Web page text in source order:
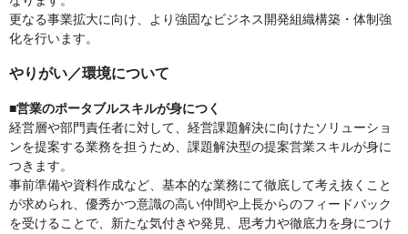
更なる事業拡大に向け、より強固なビジネス開発組織構築・体制強
化を行います。
やりがい／環境について
■営業のポータブルスキルが身につく
経営層や部門責任者に対して、経営課題解決に向けたソリューショ
ンを提案する業務を担うため、課題解決型の提案営業スキルが身に
つきます。
事前準備や資料作成など、基本的な業務にて徹底して考え抜くこと
が求められ、優秀かつ意識の高い仲間や上長からのフィードバック
を受けることで、新たな気付きや発見、思考力や徹底力を身につけ